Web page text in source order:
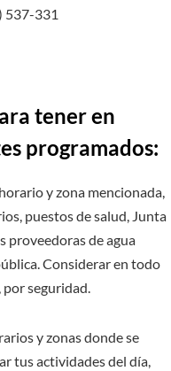
537-331
tener en
programados:
y zona mencionada,
puestos de salud, Junta
proveedoras de agua
Considerar en todo
por seguridad.
y zonas donde se
tus actividades del día,